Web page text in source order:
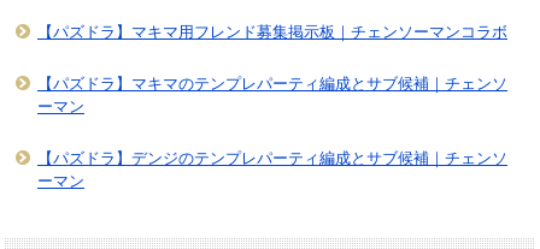
【パズドラ】マキマ用フレンド募集掲示板｜チェンソーマンコラボ
【パズドラ】マキマのテンプレパーティ編成とサブ候補｜チェンソ
ーマン
【パズドラ】デンジのテンプレパーティ編成とサブ候補｜チェンソ
ーマン